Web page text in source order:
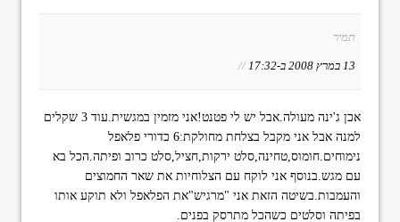
תמיר
13 במרץ 2008 ב-17:32 //
אכן ג'ינה מעולה.אבל יש לי פטנט!אני מזמין במגשית.עוד 3 שקלים
למנה אבל אני מקבל בצלחת מחולקת:6 כדורי פלאפל
נימוחים.חומוס,טחינה,סלט ירקות,חציל,סלט כרוב ופיתה.הכל בא
עם מגש.בנוסף אני לוקח עם הצלוחיות את שאר החמוצים
והעמבות.בשיטה הזאת אני "מרגיש"את הפלאפל ולא תוקע אותו
בפיתה וסלטים כשהכל מתרסק בפנים.